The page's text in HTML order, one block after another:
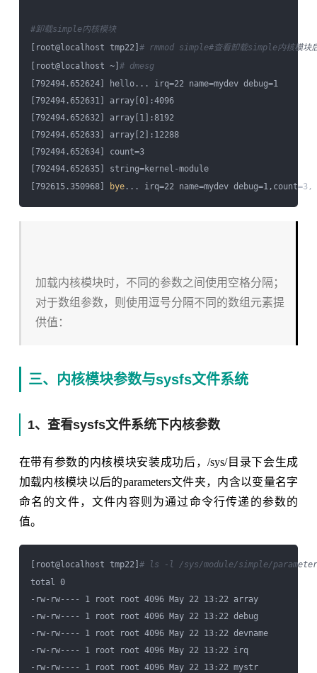
#卸载simple内核模块
[root@localhost tmp22] # rmmod simple#查看卸载simple内核模块
[root@localhost ~] # dmesg
[792494.652624] hello... irq=22 name=mydev debug=1
[792494.652631] array[0]:4096
[792494.652632] array[1]:8192
[792494.652633] array[2]:12288
[792494.652634] count=3
[792494.652635] string=kernel-module
[792615.350968]
bye
加载内核模块时，不同的参数之间使用空格分隔；
对于数组参数，则使用逗号分隔不同的数组元素提
供值：
三、内核模块参数与sysfs文件系统
1、查看sysfs文件系统下内核参数
在带有参数的内核模块安装成功后，/sys/目录下会生成
加载内核模块以后的parameters文件夹，内含以变量名字
命名的文件，文件内容则为通过命令行传递的参数的
值。
[root@localhost tmp22] # ls -l /sys/module/simple/
total 0
-rw-rw---- 1 root root 4096 May 22 13:22 array
-rw-rw---- 1 root root 4096 May 22 13:22 debug
-rw-rw---- 1 root root 4096 May 22 13:22 devname
-rw-rw---- 1 root root 4096 May 22 13:22 irq
-rw-rw---- 1 root root 4096 May 22 13:22 mystr